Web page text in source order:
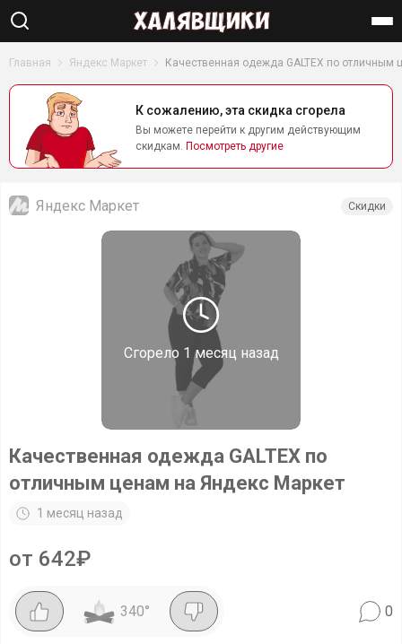
Найти
Главная Яндекс Маркет Качественная одежда GALTEX по отличным
К сожалению, эта скидка сгорела
Вы можете перейти к другим действующим
скидкам. Посмотреть другие
Сгорело 1 месяц назад
Яндекс Маркет Скидки
Качественная одежда GALTEX по
отличным ценам на Яндекс Маркет
1 месяц назад
от 642₽
340° 0